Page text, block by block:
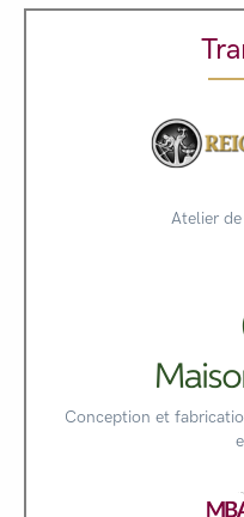
Atelier
Conception et